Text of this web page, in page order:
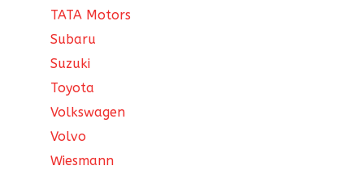
TATA Motors
Subaru
Suzuki
Toyota
Volkswagen
Volvo
Wiesmann